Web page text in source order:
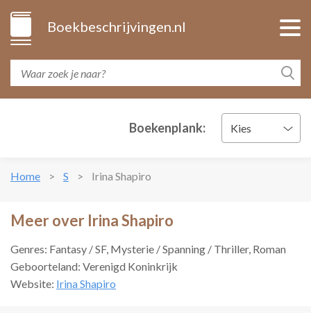
Boekbeschrijvingen.nl
Boekenplank: Kies
Home S Irina Shapiro
Meer over Irina Shapiro
Genres: Fantasy / SF, Mysterie / Spanning / Thriller, Roman
Geboorteland: Verenigd Koninkrijk
Website: Irina Shapiro